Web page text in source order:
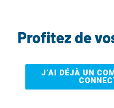
Profitez de
J’AI DÉJÀ UN